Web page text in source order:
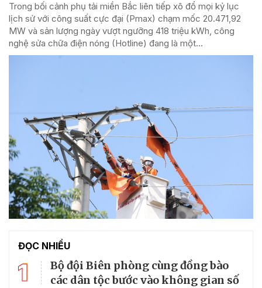
Trong bối cảnh phụ tải miền Bắc liên tiếp xô đổ mọi kỷ lục
lịch sử với công suất cực đại (Pmax) chạm mốc 20.471,92
MW và sản lượng ngày vượt ngưỡng 418 triệu kWh, công
nghệ sửa chữa điện nóng (Hotline) đang là một...
ĐỌC NHIỀU
1
Bộ đội Biên phòng cùng đồng bào
các dân tộc bước vào không gian số